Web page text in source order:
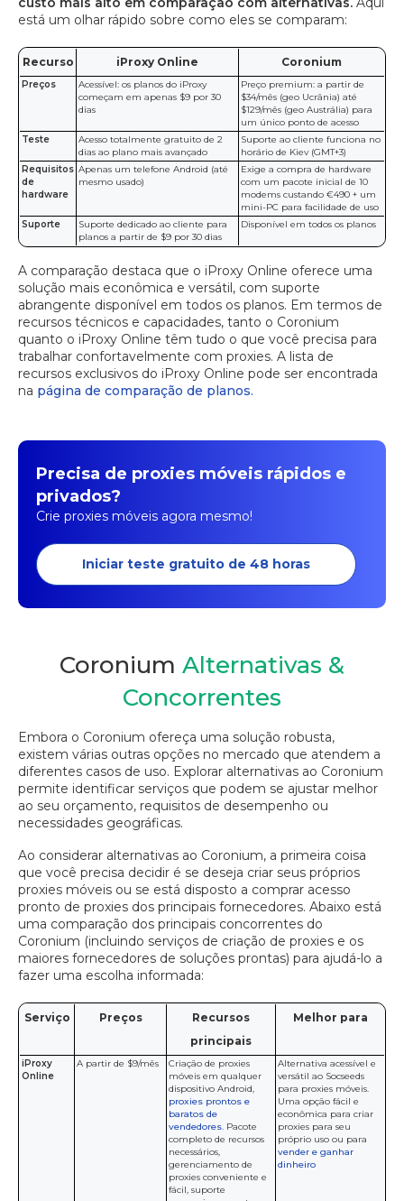
está um olhar rápido sobre como eles se comparam:
Recurso iProxy Online Coronium
Preços
Acessível: os planos do iProxy
começam em apenas $9 por 30
dias
Preço premium: a partir de
$34/mês (geo Ucrânia) até
$129/mês (geo Austrália) para
um único ponto de acesso
Teste
Acesso totalmente gratuito de 2
dias ao plano mais avançado
Suporte ao cliente funciona no
horário de Kiev (GMT+3)
Requisitos
de
hardware
Apenas um telefone Android (até
mesmo usado)
Exige a compra de hardware
com um pacote inicial de 10
modems custando €490 + um
mini-PC para facilidade de uso
Suporte
Suporte dedicado ao cliente para
planos a partir de $9 por 30 dias
Disponível em todos os planos
A comparação destaca que o iProxy Online oferece uma
solução mais econômica e versátil, com suporte
abrangente disponível em todos os planos. Em termos de
recursos técnicos e capacidades, tanto o Coronium
quanto o iProxy Online têm tudo o que você precisa para
trabalhar confortavelmente com proxies. A lista de
recursos exclusivos do iProxy Online pode ser encontrada
na página de comparação de planos.
Precisa de proxies móveis rápidos e
privados?
Crie proxies móveis agora mesmo!
Iniciar teste gratuito de 48 horas
Coronium Alternativas &
Concorrentes
Embora o Coronium ofereça uma solução robusta,
existem várias outras opções no mercado que atendem a
diferentes casos de uso. Explorar alternativas ao Coronium
permite identificar serviços que podem se ajustar melhor
ao seu orçamento, requisitos de desempenho ou
necessidades geográficas.
Ao considerar alternativas ao Coronium, a primeira coisa
que você precisa decidir é se deseja criar seus próprios
proxies móveis ou se está disposto a comprar acesso
pronto de proxies dos principais fornecedores. Abaixo está
uma comparação dos principais concorrentes do
Coronium (incluindo serviços de criação de proxies e os
maiores fornecedores de soluções prontas) para ajudá-lo a
fazer uma escolha informada:
Serviço Preços
Recursos
principais
Melhor para
iProxy
Online
A partir de $9/mês
Criação de proxies
móveis em qualquer
dispositivo Android,
proxies prontos e
baratos de
vendedores. Pacote
completo de recursos
necessários,
gerenciamento de
proxies conveniente e
fácil, suporte
Alternativa acessível e
versátil ao Socseeds
para proxies móveis.
Uma opção fácil e
econômica para criar
proxies para seu
próprio uso ou para
vender e ganhar
dinheiro